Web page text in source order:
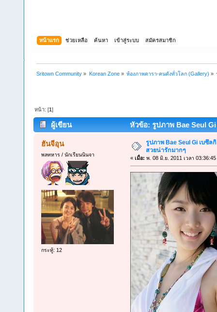
หน้าแรก ช่วยเหลือ ค้นหา เข้าสู่ระบบ สมัครสมาชิก
Sritown Community » Korean Zone» ห้องภาพดารา-คนดังทั่วโลก (Gallery) »
หน้า: [1]
ผู้เขียน หัวข้อ: รูปภาพ Bae Seul Gi
ฮันจีอุน
พลทหาร / นักเรียนนินจา
กระทู้: 12
รูปภาพ Bae Seul Gi เบซึล
สวยน่ารักมากๆ
« เมื่อ: พ. 08 มิ.ย. 2011 เวลา 03:36:45